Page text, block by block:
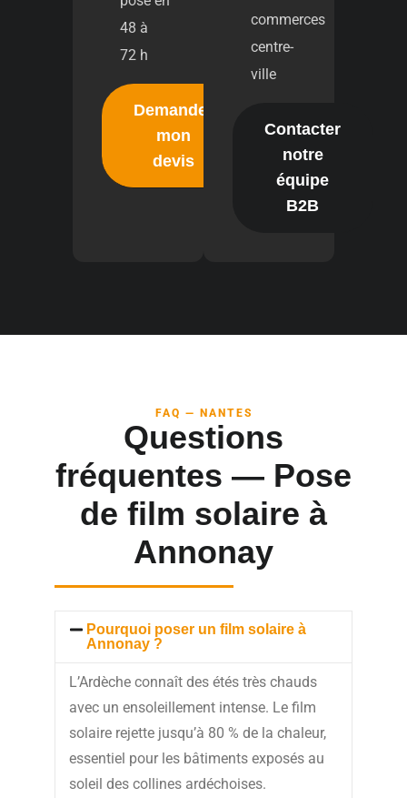
48 à
72 h
Demander
mon
devis
commerces
centre-
ville
Contacter
notre
équipe
B2B
FAQ — NANTES
Questions
fréquentes — Pose
de film solaire à
Annonay
Pourquoi poser un film solaire à
Annonay ?
L’Ardèche connaît des étés très chauds
avec un ensoleillement intense. Le film
solaire rejette jusqu’à 80 % de la chaleur,
essentiel pour les bâtiments exposés au
soleil des collines ardéchoises.